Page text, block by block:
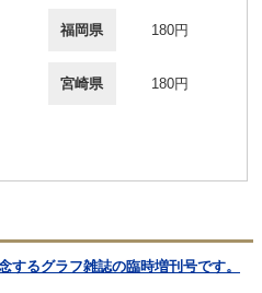
福岡県 180円
宮崎県 180円
るグラフ雑誌の臨時増刊号です。